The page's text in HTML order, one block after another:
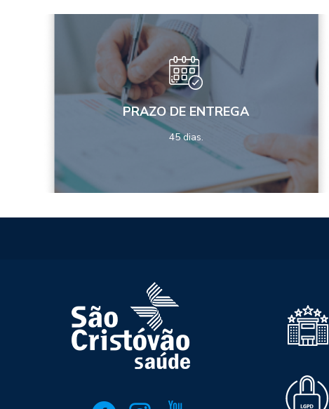
PRAZO DE ENTREGA
45 dias.